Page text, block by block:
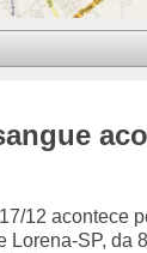
12 acontece
Lorena-SP, da